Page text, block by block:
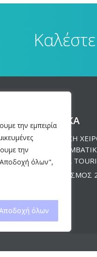
την εμπειρία
την
"Αποδοχή όλων",
όλων
ΣΧΕΤΙΚΑ
ΠΛΑΣΤΙΚΗ
ΜΗ
MEDICAL
ΙΣΟΛΟΓΙΣΜΟΣ